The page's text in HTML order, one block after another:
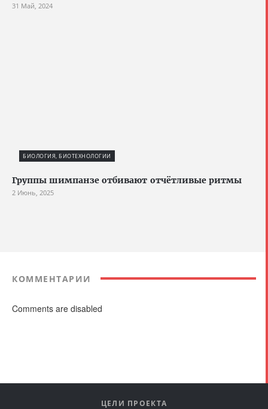
31 Май, 2024
БИОЛОГИЯ, БИОТЕХНОЛОГИИ
Группы шимпанзе отбивают отчётливые ритмы
2 Июнь, 2025
КОММЕНТАРИИ
Comments are disabled
ЦЕЛИ ПРОЕКТА